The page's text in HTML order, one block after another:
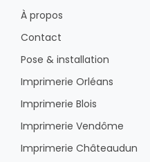
À propos
Contact
Pose & installation
Imprimerie Orléans
Imprimerie Blois
Imprimerie Vendôme
Imprimerie Châteaudun